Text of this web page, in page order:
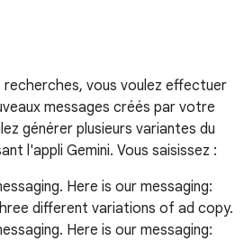
vous voulez effectuer
messages créés par votre
générer plusieurs variantes du
l'appli Gemini. Vous saisissez :
Here is our messaging:
different variations of ad copy.
Here is our messaging: